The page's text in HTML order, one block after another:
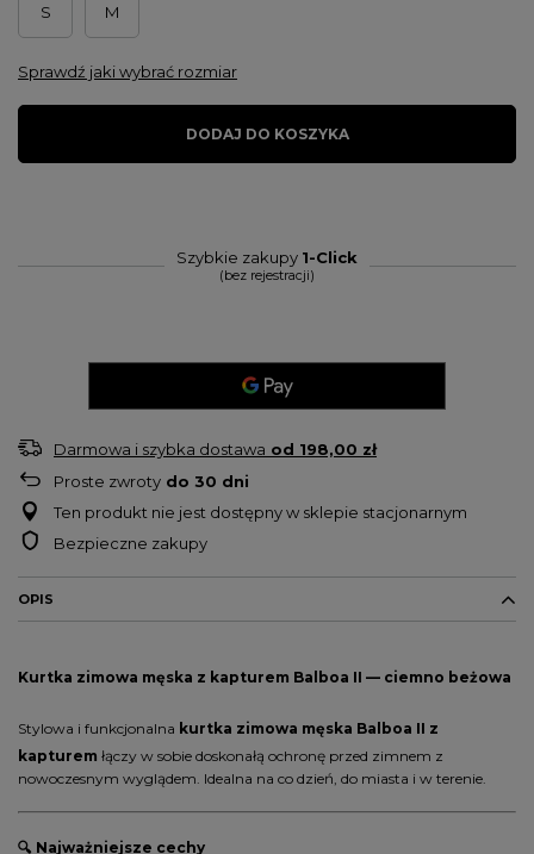
S M
Sprawdź jaki wybrać rozmiar
DODAJ DO KOSZYKA
Szybkie zakupy 1-Click
(bez rejestracji)
Darmowa i szybka dostawa od 198,00 zł
Proste zwroty do 30 dni
Ten produkt nie jest dostępny w sklepie stacjonarnym
Bezpieczne zakupy
OPIS
Kurtka zimowa męska z kapturem Balboa II — ciemno beżowa
Stylowa i funkcjonalna kurtka zimowa męska Balboa II z
kapturem łączy w sobie doskonałą ochronę przed zimnem z
nowoczesnym wyglądem. Idealna na co dzień, do miasta i w terenie.
🔍 Najważniejsze cechy